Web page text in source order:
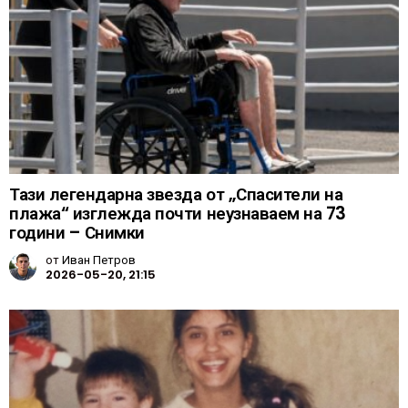
Тази легендарна звезда от „Спасители на
плажа“ изглежда почти неузнаваем на 73
години – Снимки
отИван Петров
2026-05-20, 21:15